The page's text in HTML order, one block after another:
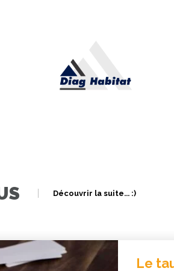
Découvrir la suite... :)
d’endettement